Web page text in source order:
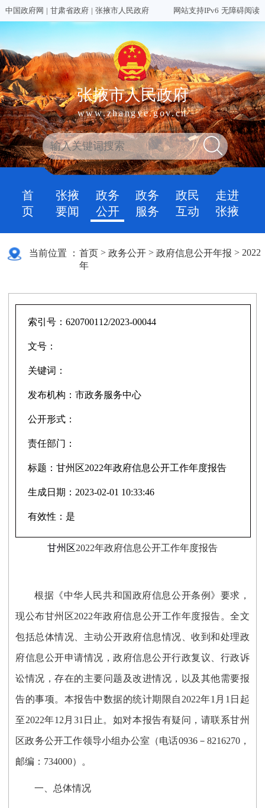
中国政府网 | 甘肃省政府 | 张掖市人民政府 网站支持IPv6 无障碍阅读
张掖市人民政府
www.zhangye.gov.cn
首
页
张掖
要闻
政务
公开
政务
服务
政民
互动
走进
张掖
当前位置 ： 首页 >政务公开 >政府信息公开年报 > 2022
年
索引号：620700112/2023-00044
文号：
关键词：
发布机构：市政务服务中心
公开形式：
责任部门：
标题：甘州区2022年政府信息公开工作年度报告
生成日期： 2023-02-01 10:33:46
有效性： 是
甘州区2022年政府信息公开工作年度报告
根据《中华人民共和国政府信息公开条例》要求，
现公布甘州区2022年政府信息公开工作年度报告。全文
包括总体情况、主动公开政府信息情况、收到和处理政
府信息公开申请情况，政府信息公开行政复议、行政诉
讼情况，存在的主要问题及改进情况，以及其他需要报
告的事项。本报告中数据的统计期限自2022年1月1日起
至2022年12月31日止。如对本报告有疑问，请联系甘州
区政务公开工作领导小组办公室（电话0936－8216270，
邮编：734000）。
一、总体情况